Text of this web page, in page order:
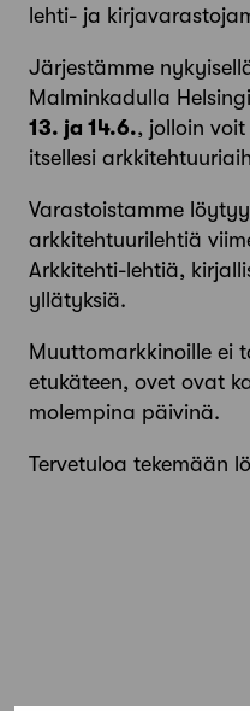
lehti- ja
Järjestämme
Malminkadulla
13. ja 14.6., jolloin
itsellesi
Varastoistamme
arkkitehtuurilehtiä
Arkkitehti-lehtiä,
yllätyksiä.
Muuttomarkkinoille ei
etukäteen, ovet ovat
molempina päivinä.
Tervetuloa tekemään